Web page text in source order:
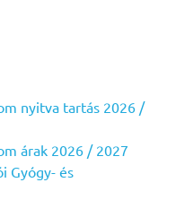
nyitva tartás 2026 /
árak 2026 / 2027
Gyógy- és